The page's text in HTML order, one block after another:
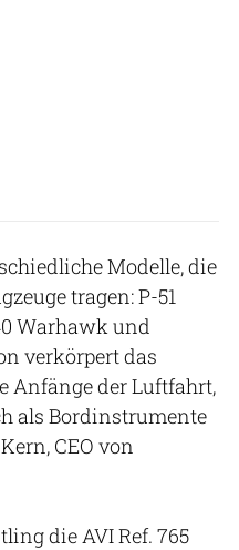
Modelle, die
tragen: P-51
Warhawk und
verkörpert das
Anfänge der Luftfahrt,
als Bordinstrumente
CEO von
die AVI Ref. 765